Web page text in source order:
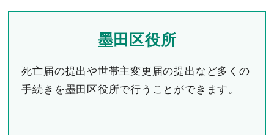
墨田区役所
死亡届の提出や世帯主変更届の提出など多くの
手続きを墨田区役所で行うことができます。